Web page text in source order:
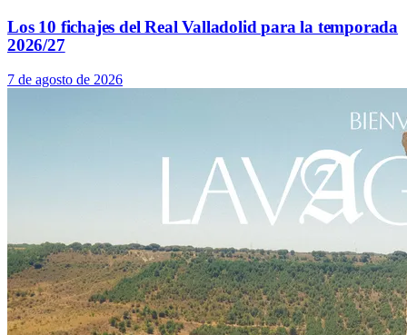
Los 10 fichajes del Real Valladolid para la temporada
2026/27
7 de agosto de 2026